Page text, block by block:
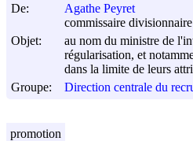
De:
Agathe Peyret
commissaire
Objet:
au nom du ministre de
régularisation, et
dans la limite de leurs
Groupe:
Direction centrale du
promotion